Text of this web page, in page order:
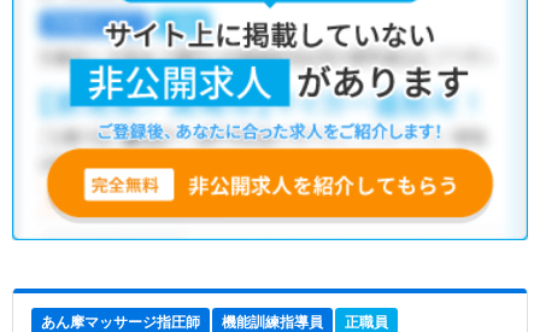
あん摩マッサージ指圧師 機能訓練指導員 正職員